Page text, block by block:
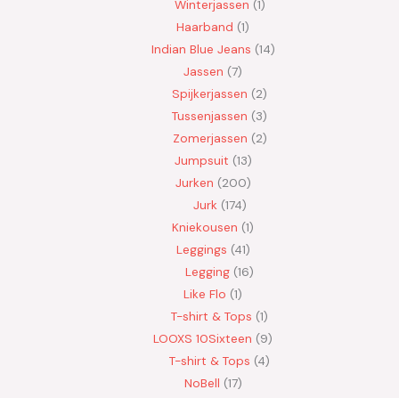
Winterjassen 1
Haarband 1
Indian Blue Jeans 14
Jassen 7
Spijkerjassen
2
Tussenjassen
3
Zomerjassen 2
Jumpsuit 13
Jurken 200
Jurk 174
Kniekousen 1
Leggings 41
Legging 16
Like Flo 1
T-shirt & Tops 1
LOOXS 10Sixteen
9
T-shirt & Tops 4
NoBell 17